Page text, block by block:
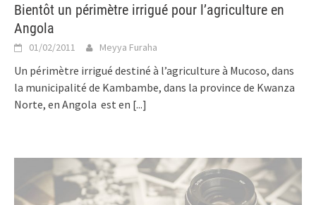
Bientôt un périmètre irrigué pour l’agriculture en
Angola
01/02/2011 Meyya Furaha
Un périmètre irrigué destiné à l’agriculture à Mucoso, dans
la municipalité de Kambambe, dans la province de Kwanza
Norte, en Angola est en [...]